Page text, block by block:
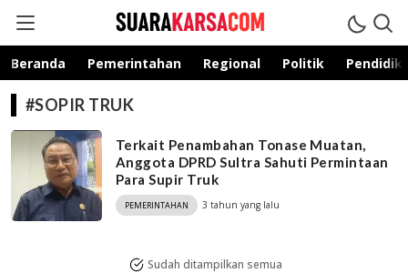
suarakarsa.com
Informasi terpercaya
Beranda Pemerintahan Regional Politik
#SOPIR TRUK
Terkait Penambahan Tonase Muatan,
Anggota DPRD Sultra Sahuti Permintaan
Para Supir Truk
PEMERINTAHAN 3 tahun yang lalu
Sudah ditampilkan semua